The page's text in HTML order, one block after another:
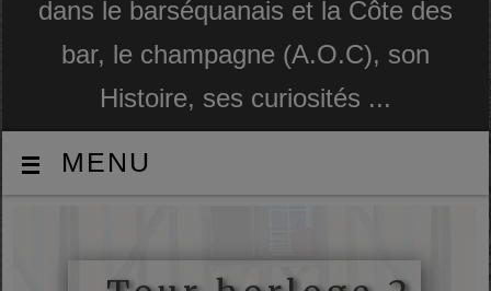
dans le barséquanais et la Côte des
bar, le champagne (A.O.C), son
Histoire, ses curiosités ...
MENU